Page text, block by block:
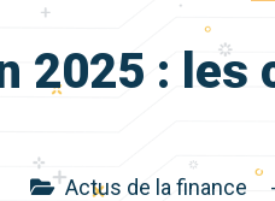
2025 : les
Actus de la finance -